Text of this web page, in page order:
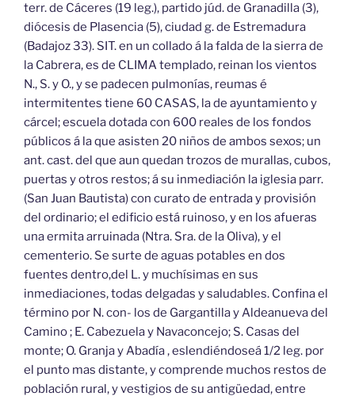
terr. de Cáceres (19 leg.), partido júd. de Granadilla (3),
diócesis de Plasencia (5), ciudad g. de Estremadura
(Badajoz 33). SIT. en un collado á la falda de la sierra de
la Cabrera, es de CLIMA templado, reinan los vientos
N., S. y O., y se padecen pulmonías, reumas é
intermitentes tiene 60 CASAS, la de ayuntamiento y
cárcel; escuela dotada con 600 reales de los fondos
públicos á la que asisten 20 niños de ambos sexos; un
ant. cast. del que aun quedan trozos de murallas, cubos,
puertas y otros restos; á su inmediación la iglesia parr.
(San Juan Bautista) con curato de entrada y provisión
del ordinario; el edificio está ruinoso, y en los afueras
una ermita arruinada (Ntra. Sra. de la Oliva), y el
cementerio. Se surte de aguas potables en dos
fuentes dentro,del L. y muchísimas en sus
inmediaciones, todas delgadas y saludables. Confina el
término por N. con- los de Gargantilla y Aldeanueva del
Camino ; E. Cabezuela y Navaconcejo; S. Casas del
monte; O. Granja y Abadía , eslendiéndoseá 1/2 leg. por
el punto mas distante, y comprende muchos restos de
población rural, y vestigios de su antigüedad, entre